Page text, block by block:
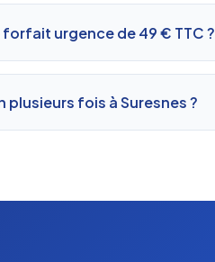
urgence de 49 € TTC ?
fois à Suresnes ?